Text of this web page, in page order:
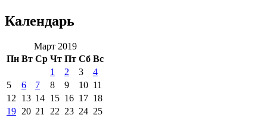
Календарь
Март 2019
Пн Вт Ср Чт Пт Сб Вс
1
2 3
4
5
6 7 8 9 10 11
12
13 14 15 16 17 18
19 20 21 22 23 24 25